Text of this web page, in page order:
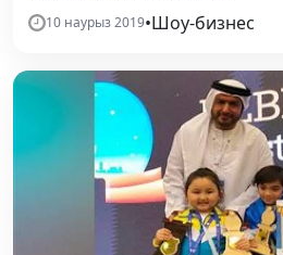
10 наурыз 2019•Шоу-бизнес